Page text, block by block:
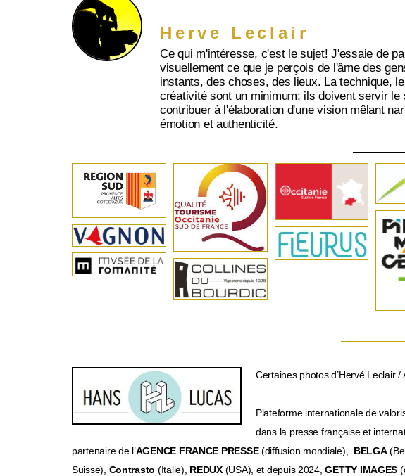
Herve Leclair
Ce qui m'intéresse, c'est le sujet! J'essaie de
visuellement ce que je perçois de l'âme des
instants, des choses, des lieux. La technique,
créativité sont un minimum; ils doivent servir le
contribuer à l'élaboration d'une vision mêlant
émotion et authenticité.
Certaines photos d’Hervé Leclair
Plateforme internationale de
dans la presse française et
partenaire de l’AGENCE FRANCE PRESSE(diffusion mondiale), BELGA
Suisse), Contrasto (Italie), REDUX(USA), et depuis 2024,GETTY IMAGES